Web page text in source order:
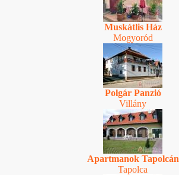
Muskátlis Ház
Mogyoród
Polgár Panzió
Villány
Apartmanok Tapolcán
Tapolca